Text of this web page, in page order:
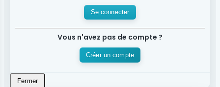
Se connecter
Vous n'avez pas de compte ?
Créer un compte
Fermer